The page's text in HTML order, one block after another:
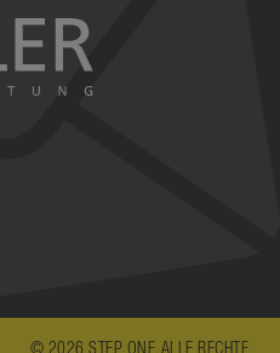
© 2026 STEP ONE. ALLE RECHTE